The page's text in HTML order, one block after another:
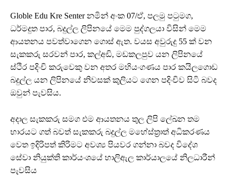
Globle Edu Kre Senter නමින් අංක 07/ඒ, පලමු පටුමග,
ධර්මදුත පාර, බදුල්ල ලිපිනයේ මෙම පුද්ගලයා විසින් මෙම
ආයතනය පවත්වාගෙන ගොස් ඇත. වයස අවුරුදු 55 ක් වන
සැකකරු සරවන් පාර, කල්අඩි, මඩකලපුව යන ලිපිනයේ
ස්ථිර පදිංචි කරුවෙකු වන අතර මහියංගණය පාර කයිලගොඩ
බදුල්ල යන ලිපිනයේ නිවසක් කුලියට ගෙන පදිංචිව සිටි බවද
ඔවුන් පැවසිය.
අදාල සැකකරු සමග එම ආයතනය තුල ලිපි ලේඛන තම
භාරයට ගත් බවත් සැකකරු බදුල්ල මහේස්ත්‍රාත් අධිකරණය
වෙත ඉදිරිපත් කිරිමට අවශ්‍ය පියවර ගන්නා බවද විදේශ
සේවා නියුක්ති කාර්යංශයේ හාලිඇල කාර්යාලයේ නිලධාරීන්
පැවසිය